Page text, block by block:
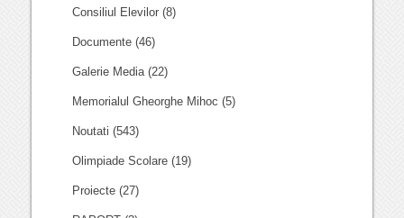
Consiliul Elevilor (8)
Documente (46)
Galerie Media(22)
Memorialul Gheorghe Mihoc (5)
Noutati (543)
Olimpiade Scolare (19)
Proiecte (27)